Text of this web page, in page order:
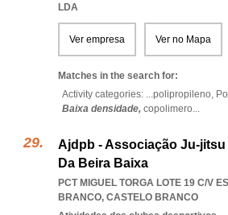
LDA
Ver empresa Ver no Mapa
Matches in the search for:
Activity categories: ...polipropileno,
Baixa densidade, copolimero...
Ajdpb - Associação Ju-jitsu
Da Beira Baixa
PCT MIGUEL TORGA LOTE 19 C/V
BRANCO, CASTELO BRANCO